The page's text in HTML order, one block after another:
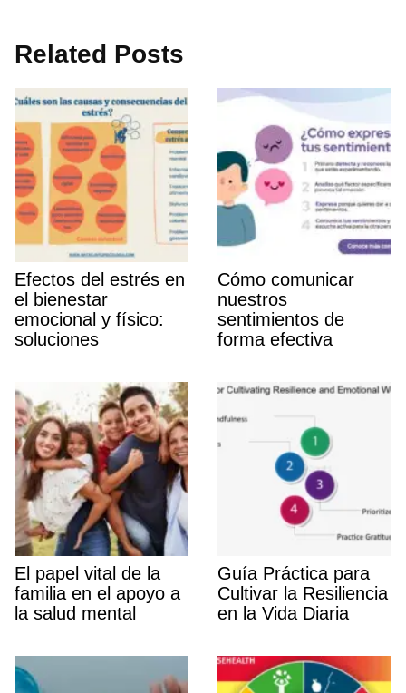
Related Posts
Efectos del estrés en
el bienestar
emocional y fí­sico:
soluciones
Cómo comunicar
nuestros
sentimientos de
forma efectiva
El papel vital de la
familia en el apoyo a
la salud mental
Guí­a Práctica para
Cultivar la Resiliencia
en la Vida Diaria